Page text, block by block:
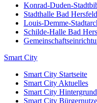
Konrad-Duden-
Stadthalle Bad Hersfeld
Louis-Demme-
Schilde-Halle Bad
Smart City
Smart City Startseite
Smart City Aktuelles
Smart City Hintergrund
Smart City